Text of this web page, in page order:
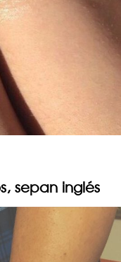
sepan inglés